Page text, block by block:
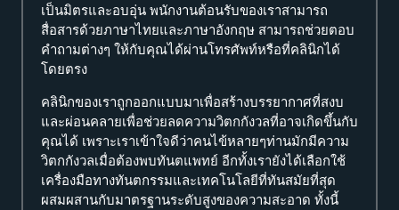
เป็นมิตรและอบอุ่น พนักงานต้อนรับของเราสามารถ
สื่อสารด้วยภาษาไทยและภาษาอังกฤษ สามารถช่วยตอบ
คำถามต่างๆ ให้กับคุณได้ผ่านโทรศัพท์หรือที่คลินิกได้
โดยตรง
คลินิกของเราถูกออกแบบมาเพื่อสร้างบรรยากาศที่สงบ
และผ่อนคลายเพื่อช่วยลดความวิตกกังวลที่อาจเกิดขึ้นกับ
คุณได้ เพราะเราเข้าใจดีว่าคนไข้หลายๆท่านมักมีความ
วิตกกังวลเมื่อต้องพบทันตแพทย์ อีกทั้งเรายังได้เลือกใช้
เครื่องมือทางทันตกรรมและเทคโนโลยีที่ทันสมัยที่สุด
ผสมผสานกับมาตรฐานระดับสูงของความสะอาด ทั้งนี้